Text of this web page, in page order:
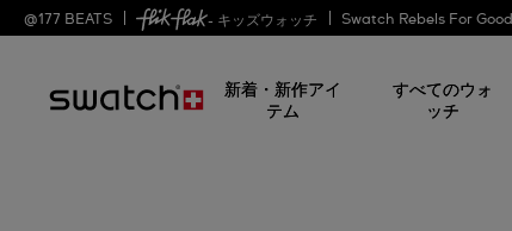
@177 BEATS - キッズウォッチ Swatch Rebels For Good
新着・新作アイ
テム
すべてのウォ
ッチ